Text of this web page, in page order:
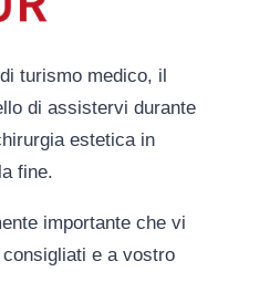
turismo medico, il
di assistervi durante
estetica in
fine.
importante che vi
e a vostro